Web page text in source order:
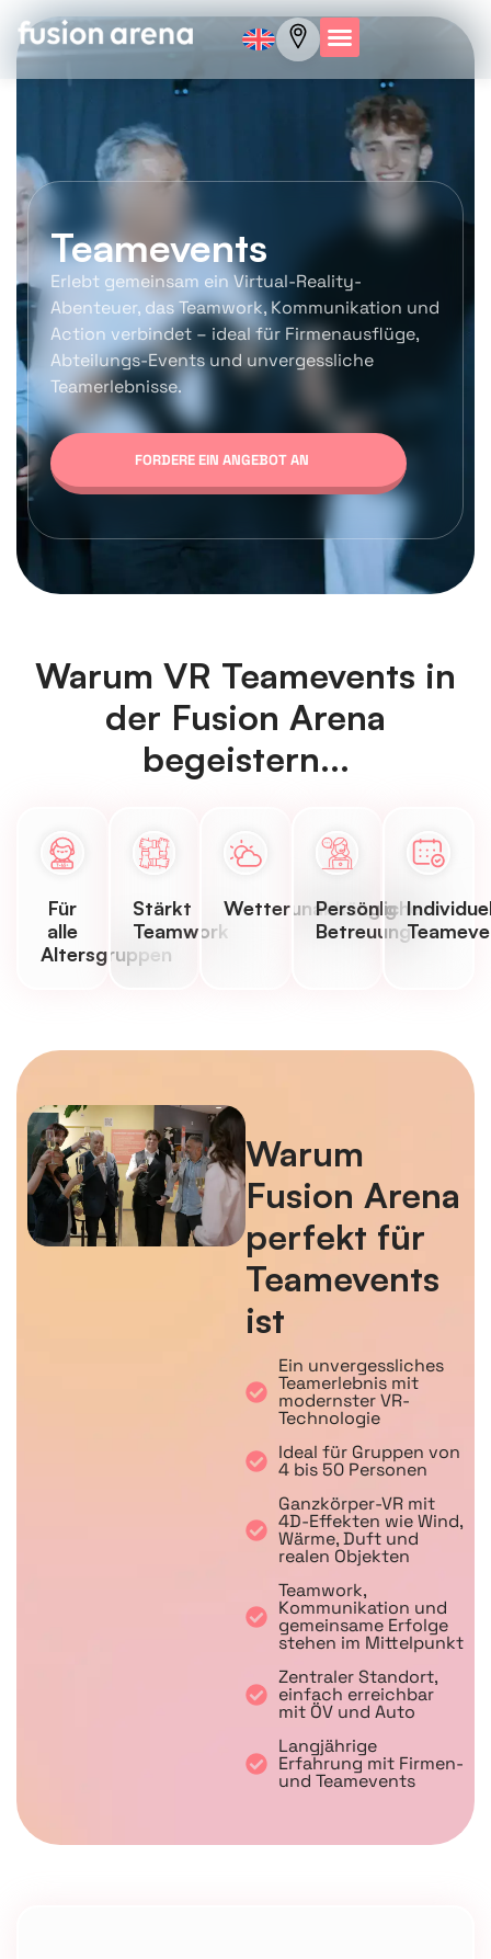
Teamevents
Erlebt gemeinsam ein Virtual-Reality-
Abenteuer, das Teamwork, Kommunikation und
Action verbindet – ideal für Firmenausflüge,
Abteilungs-Events und unvergessliche
Teamerlebnisse.
FORDERE EIN ANGEBOT AN
Warum VR Teamevents in
der Fusion Arena
begeistern...
Für
alle
Altersgruppen
Stärkt
Teamwork
Wetterunabhängig
Persönliche
Betreuung
Warum
Fusion Arena
perfekt für
Teamevents
ist
Ein unvergessliches
Teamerlebnis mit
modernster VR-
Technologie
Ideal für Gruppen von
4 bis 50 Personen
Ganzkörper-VR mit
4D-Effekten wie Wind,
Wärme, Duft und
realen Objekten
Teamwork,
Kommunikation und
gemeinsame Erfolge
stehen im Mittelpunkt
Zentraler Standort,
einfach erreichbar
mit ÖV und Auto
Langjährige
Erfahrung mit Firmen-
und Teamevents